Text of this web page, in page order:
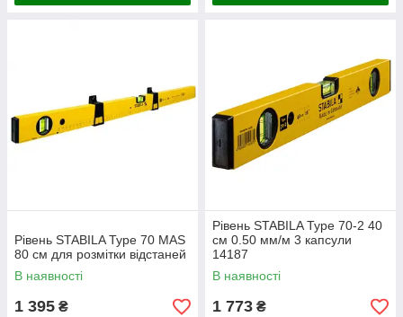
Рівень STABILA Type 70 MAS
80 см для розмітки відстаней
В наявності
1 395 ₴
Рівень STABILA Type 70-2 40
см 0.50 мм/м 3 капсули
14187
В наявності
1 773 ₴